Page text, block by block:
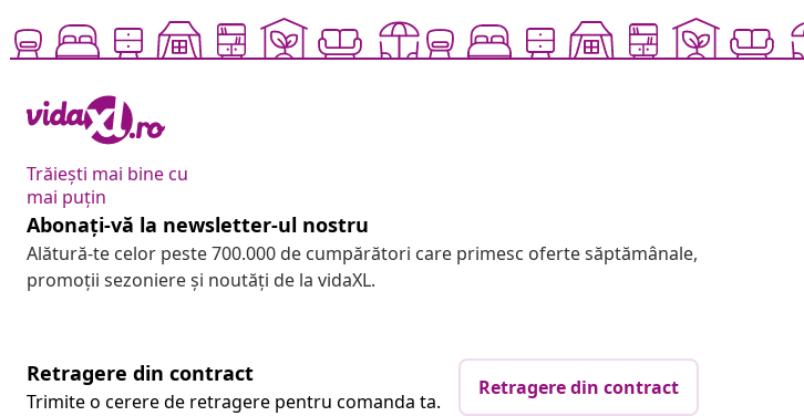
Trăiești mai bine cu
mai puțin
Abonați-vă la newsletter-ul nostru
Alătură-te celor peste 700.000 de cumpărători care primesc oferte săptămânale,
promoții sezoniere și noutăți de la vidaXL.
Retragere din contract
Trimite o cerere de retragere pentru comanda ta.
Retragere din contract